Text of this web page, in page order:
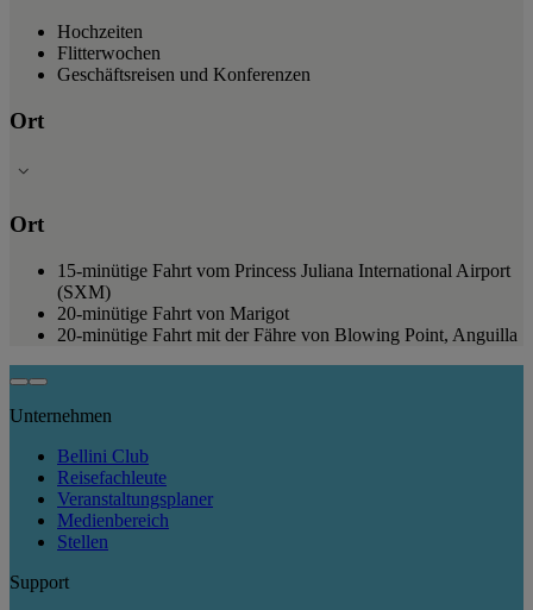
Hochzeiten
Flitterwochen
Geschäftsreisen und Konferenzen
Ort
Ort
15-minütige Fahrt vom Princess Juliana International Airport
(SXM)
20-minütige Fahrt von Marigot
20-minütige Fahrt mit der Fähre von Blowing Point, Anguilla
Unternehmen
Bellini Club
Reisefachleute
Veranstaltungsplaner
Medienbereich
Stellen
Support